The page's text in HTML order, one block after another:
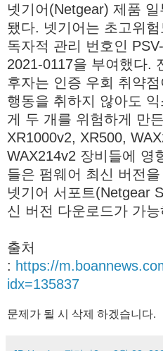
넷기어(Netgear) 제품
됐다. 넷기어는 초고위
독자적 관리 번호인
2021-0117을 부여했다.
후자는 인증 우회 취약
행동을 취하지 않아도
게 두 개를 위험하게 만
XR1000v2, XR500,
WAX214v2 장비들에 영
들은 펌웨어 최신 버전
넷기어 서포트(Netgear
신 버전 다운로드가 가능
출처
: https://
idx=135837
문제가 될 시 삭제 하겠습니다.